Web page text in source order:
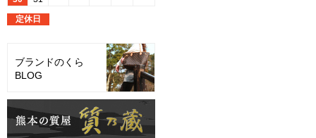
ブランドのくら
BLOG